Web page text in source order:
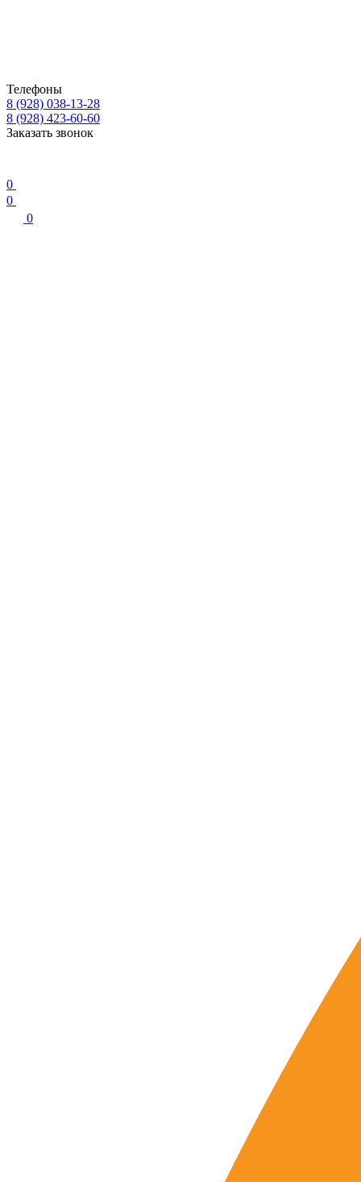
Телефоны
8 (928) 038-13-28
8 (928) 423-60-60
Заказать звонок
0
0
0